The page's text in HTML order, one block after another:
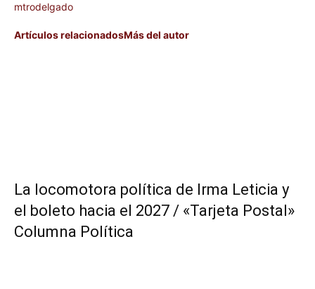
mtrodelgado
Artículos relacionadosMás del autor
La locomotora política de Irma Leticia y
el boleto hacia el 2027 / «Tarjeta Postal»
Columna Política